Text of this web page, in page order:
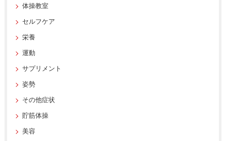
体操教室
セルフケア
栄養
運動
サプリメント
姿勢
その他症状
貯筋体操
美容